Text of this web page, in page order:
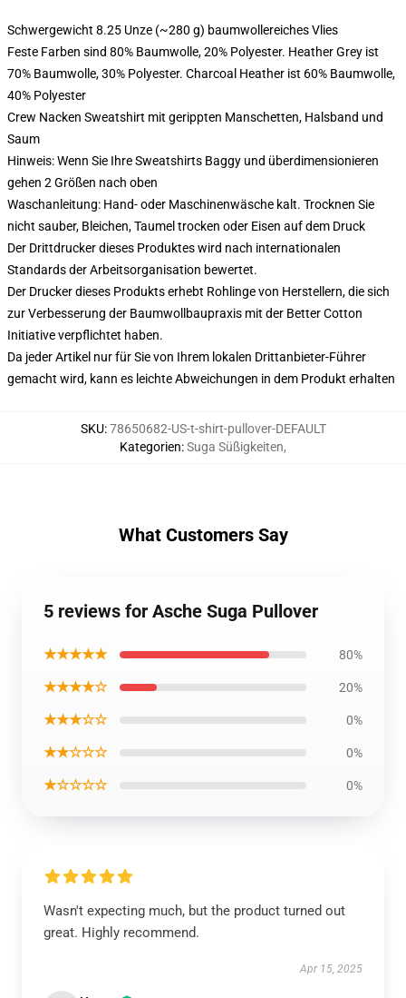
Schwergewicht 8.25 Unze (~280 g) baumwollereiches Vlies
Feste Farben sind 80% Baumwolle, 20% Polyester. Heather Grey ist
70% Baumwolle, 30% Polyester. Charcoal Heather ist 60% Baumwolle,
40% Polyester
Crew Nacken Sweatshirt mit gerippten Manschetten, Halsband und
Saum
Hinweis: Wenn Sie Ihre Sweatshirts Baggy und überdimensionieren
gehen 2 Größen nach oben
Waschanleitung: Hand- oder Maschinenwäsche kalt. Trocknen Sie
nicht sauber, Bleichen, Taumel trocken oder Eisen auf dem Druck
Der Drittdrucker dieses Produktes wird nach internationalen
Standards der Arbeitsorganisation bewertet.
Der Drucker dieses Produkts erhebt Rohlinge von Herstellern, die sich
zur Verbesserung der Baumwollbaupraxis mit der Better Cotton
Initiative verpflichtet haben.
Da jeder Artikel nur für Sie von Ihrem lokalen Drittanbieter-Führer
gemacht wird, kann es leichte Abweichungen in dem Produkt erhalten
SKU:78650682-US-t-shirt-pullover-DEFAULT
Kategorien:Suga Süßigkeiten,
What Customers Say
5 reviews for Asche Suga Pullover
★★★★★ 80%
★★★★☆ 20%
★★★☆☆ 0%
★★☆☆☆ 0%
★☆☆☆☆ 0%
Wasn't expecting much, but the product turned out
great. Highly recommend.
Apr 15, 2025